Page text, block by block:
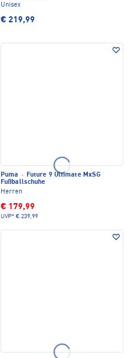
Unisex
€ 219,99
Puma · Future 9 Ultimate MxSG
Fußballschuhe
Herren
€ 179,99
UVP* € 239,99